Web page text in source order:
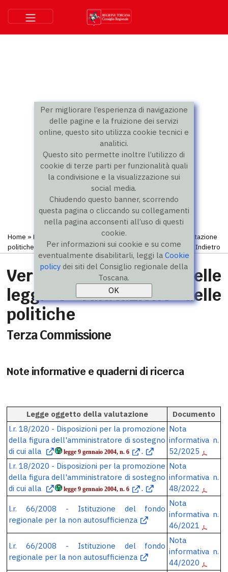
Per migliorare l’esperienza di navigazione
delle pagine e la fruizione dei servizi
online, questo sito utilizza cookie tecnici e
analitici.
Questo sito permette inoltre l’utilizzo di
cookie di terze parti per funzionalità quali
la condivisione e la visualizzazione sui
social media.
Chiudendo questo banner, scorrendo
questa pagina o cliccando su collegamenti
nella pagina acconsenti all’uso di questi
cookie.
Per informazioni sui cookie e su come
eventualmente disabilitarli, leggi laCookie
policy dei siti del Consiglio regionale della
Toscana.
Home » Leggi atti documenti
Verifica attuazione leggi e valutazione
politiche
Commissioni» Terza Commissione Indietro
Verifica di attuazione delle
leggi e valutazione delle
politiche
Terza Commissione
Note informative e quaderni di ricerca
Legge oggetto della valutazione
Documento
l.r. 18/2020 - Disposizioni per la promozione
della figura dell'amministratore di sostegno
di cui alla
legge 9 gennaio 2004, n. 6 .
Nota
informativa n.
52/2025
l.r. 18/2020 - Disposizioni per la promozione
della figura dell'amministratore di sostegno
di cui alla
legge 9 gennaio 2004, n. 6 .
Nota
informativa n.
48/2022
l.r. 66/2008 - Istituzione del fondo
regionale per la non autosufficienza
Nota
informativa n.
46/2021
l.r. 66/2008 - Istituzione del fondo
regionale per la non autosufficienza
Nota
informativa n.
44/2020